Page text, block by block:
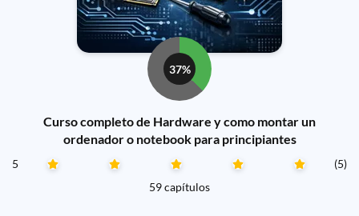
37%
Curso completo de Hardware y como montar un
ordenador o notebook para principiantes
5
(5)
59 capítulos